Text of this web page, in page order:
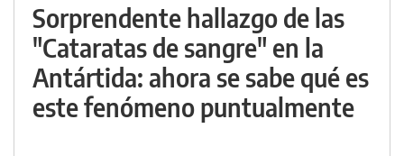
Sorprendente hallazgo de las
"Cataratas de sangre" en la
Antártida: ahora se sabe qué es
este fenómeno puntualmente